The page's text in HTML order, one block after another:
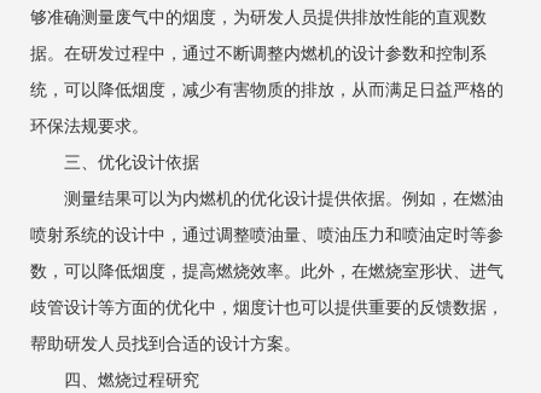
够准确测量废气中的烟度，为研发人员提供排放性能的直观数
据。在研发过程中，通过不断调整内燃机的设计参数和控制系
统，可以降低烟度，减少有害物质的排放，从而满足日益严格的
环保法规要求。
三、优化设计依据
测量结果可以为内燃机的优化设计提供依据。例如，在燃油
喷射系统的设计中，通过调整喷油量、喷油压力和喷油定时等参
数，可以降低烟度，提高燃烧效率。此外，在燃烧室形状、进气
歧管设计等方面的优化中，烟度计也可以提供重要的反馈数据，
帮助研发人员找到合适的设计方案。
四、燃烧过程研究